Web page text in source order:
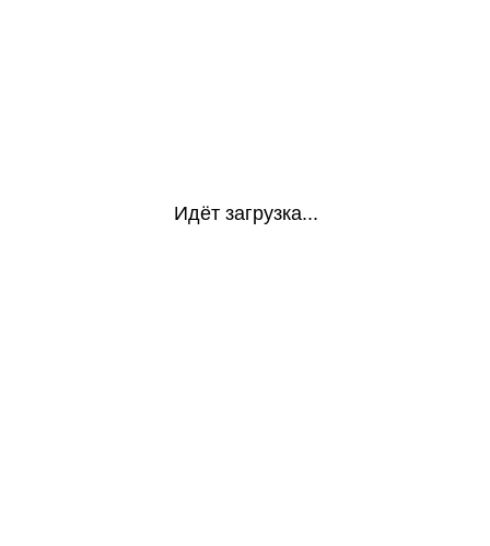
Идёт загрузка...